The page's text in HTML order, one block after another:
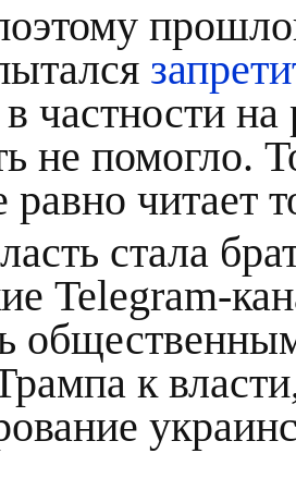
частности
не помогло.
равно читает
стала
Telegram-
к